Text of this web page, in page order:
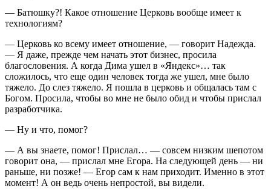
— Батюшку?! Какое отношение Церковь вообще имеет к
технологиям?
— Церковь ко всему имеет отношение, — говорит Надежда.
— Я даже, прежде чем начать этот бизнес, просила
благословения. А когда Дима ушел в «Яндекс»… так
сложилось, что еще один человек тогда же ушел, мне было
тяжело. До слез тяжело. Я пошла в церковь и общалась там с
Богом. Просила, чтобы во мне не было обид и чтобы прислал
разработчика.
— Ну и что, помог?
— А вы знаете, помог! Прислал… — совсем низким шепотом
говорит она, — прислал мне Егора. На следующей день — ни
раньше, ни позже! — Егор сам к нам приходит. Именно в этот
момент! А он ведь очень непростой, вы видели.